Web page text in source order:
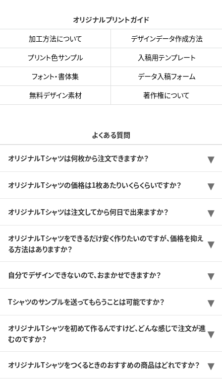
オリジナルプリントガイド
加工方法について
デザインデータ作成方法
プリント色サンプル
入稿用テンプレート
フォント・書体集
データ入稿フォーム
無料デザイン素材
著作権について
よくある質問
オリジナルTシャツは何枚から注文できますか？
オリジナルTシャツの価格は1枚あたりいくらくらいですか？
オリジナルTシャツは注文してから何日で出来ますか？
オリジナルTシャツをできるだけ安く作りたいのですが、価格を抑え
る方法はありますか？
自分でデザインできないので、おまかせできますか？
Tシャツのサンプルを送ってもらうことは可能ですか？
オリジナルTシャツを初めて作るんですけど、どんな感じで注文が進
むのですか？
オリジナルTシャツをつくるときのおすすめの商品はどれですか？